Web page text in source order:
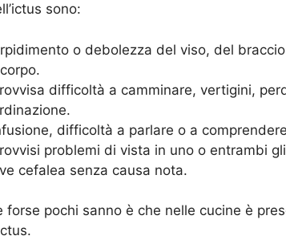
sono:
o debolezza del viso, del
difficoltà a camminare, vertigini,
difficoltà a parlare o a
problemi di vista in uno o entrambi
cefalea senza causa nota.
forse pochi sanno è che nelle cucine è